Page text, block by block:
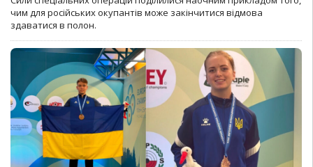
чим для російських окупантів може закінчитися відмова
здаватися в полон.